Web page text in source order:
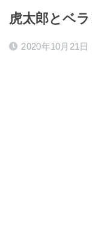
虎太郎とベ
2020年10月21日